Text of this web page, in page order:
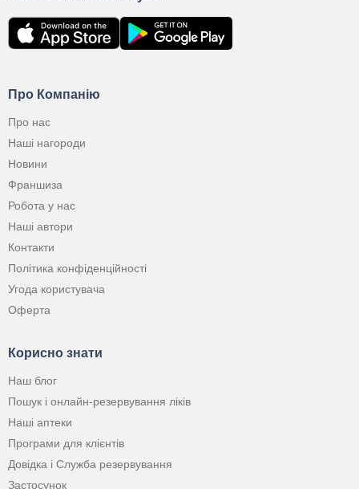
Про Компанію
Про нас
Наші нагороди
Новини
Франшиза
Робота у нас
Наші автори
Контакти
Політика конфіденційності
Угода користувача
Оферта
Корисно знати
Наш блог
Пошук і онлайн-резервування ліків
Наші аптеки
Програми для клієнтів
Довідка і Служба резервування
Застосунок